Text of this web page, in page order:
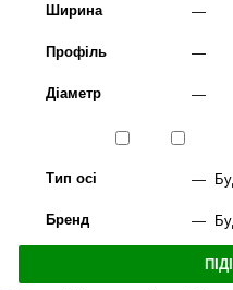
Ширина
Профіль
Діаметр
Тип осі
Бренд